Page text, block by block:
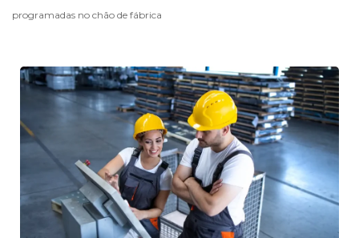
programadas no chão de fábrica